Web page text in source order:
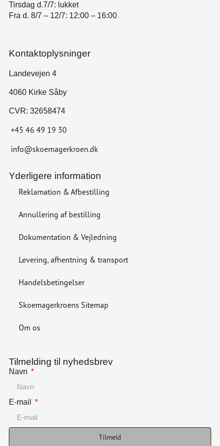
Tirsdag d.7/7: lukket
Fra d. 8/7 – 12/7: 12:00 – 16:00
Kontaktoplysninger
Landevejen 4
4060 Kirke Såby
CVR: 32658474
+45 46 49 19 30
info@skoemagerkroen.dk
Yderligere information
Reklamation & Afbestilling
Annullering af bestilling
Dokumentation & Vejledning
Levering, afhentning & transport
Handelsbetingelser
Skoemagerkroens Sitemap
Om os
Tilmelding til nyhedsbrev
Navn
E-mail
Tilmeld